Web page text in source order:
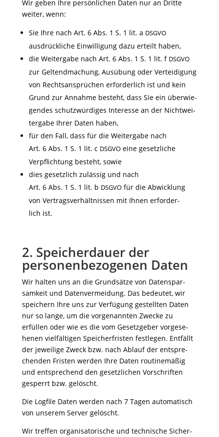
Wir geben Ihre persön­li­chen Daten nur an Dritte
weiter, wenn:
Sie Ihre nach Art. 6 Abs. 1 S. 1 lit. a DSGVO
ausdrück­liche Einwil­li­gung dazu erteilt haben,
die Weiter­gabe nach Art. 6 Abs. 1 S. 1 lit. f DSGVO
zur Geltend­ma­chung, Ausübung oder Vertei­di­gung
von Rechts­an­sprü­chen erfor­der­lich ist und kein
Grund zur Annahme besteht, dass Sie ein über­wie­
gendes schutz­wür­diges Inter­esse an der Nicht­wei­
ter­gabe Ihrer Daten haben,
für den Fall, dass für die Weiter­gabe nach
Art. 6 Abs. 1 S. 1 lit. c DSGVOeine gesetz­liche
Verpflich­tung besteht, sowie
dies gesetz­lich zulässig und nach
Art. 6 Abs. 1 S. 1 lit. b DSGVOfür die Abwick­lung
von Vertrags­ver­hält­nissen mit Ihnen erfor­der­
lich ist.
2. Speicherdauer der
personenbezogenen Daten
Wir halten uns an die Grund­sätze von Daten­spar­
sam­keit und Daten­ver­mei­dung. Das bedeutet, wir
spei­chern Ihre uns zur Verfü­gung gestellten Daten
nur so lange, um die vorge­nannten Zwecke zu
erfüllen oder wie es die vom Gesetz­geber vorge­se­
henen viel­fäl­tigen Spei­cher­fristen fest­legen. Entfällt
der jewei­lige Zweck bzw. nach Ablauf der entspre­
chenden Fristen werden Ihre Daten routi­ne­mäßig
und entspre­chend den gesetz­li­chen Vorschriften
gesperrt bzw. gelöscht.
Die Logfile Daten werden nach 7 Tagen auto­ma­tisch
von unserem Server gelöscht.
Wir treffen orga­ni­sa­to­ri­sche und tech­ni­sche Sicher­